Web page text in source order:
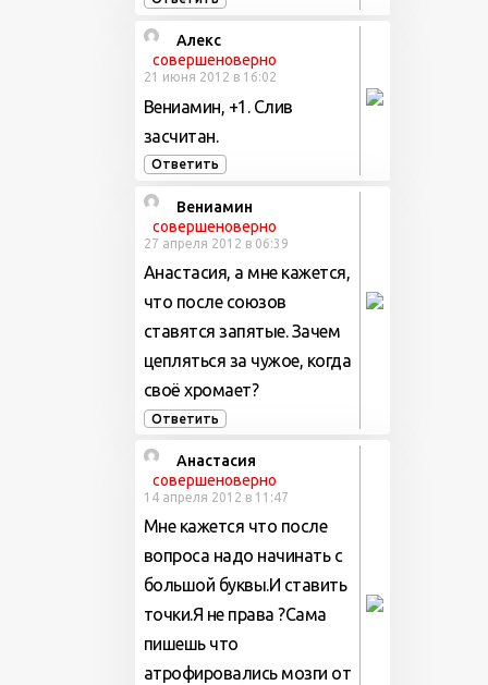
Алекс
совершеноверно
21 июня 2012 в 16:02
Вениамин, +1. Слив
засчитан.
Ответить
Вениамин
совершеноверно
27 апреля 2012 в 06:39
Анастасия, а мне кажется,
что после союзов
ставятся запятые. Зачем
цепляться за чужое, когда
своё хромает?
Ответить
Анастасия
совершеноверно
14 апреля 2012 в 11:47
Мне кажется что после
вопроса надо начинать с
большой буквы.И ставить
точки.Я не права ?Сама
пишешь что
атрофировались мозги от